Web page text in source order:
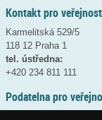
Kontakt pro veřejnost
Karmelitská 529/5
118 12 Praha 1
tel. ústředna:
+420 234 811 111
Podatelna pro